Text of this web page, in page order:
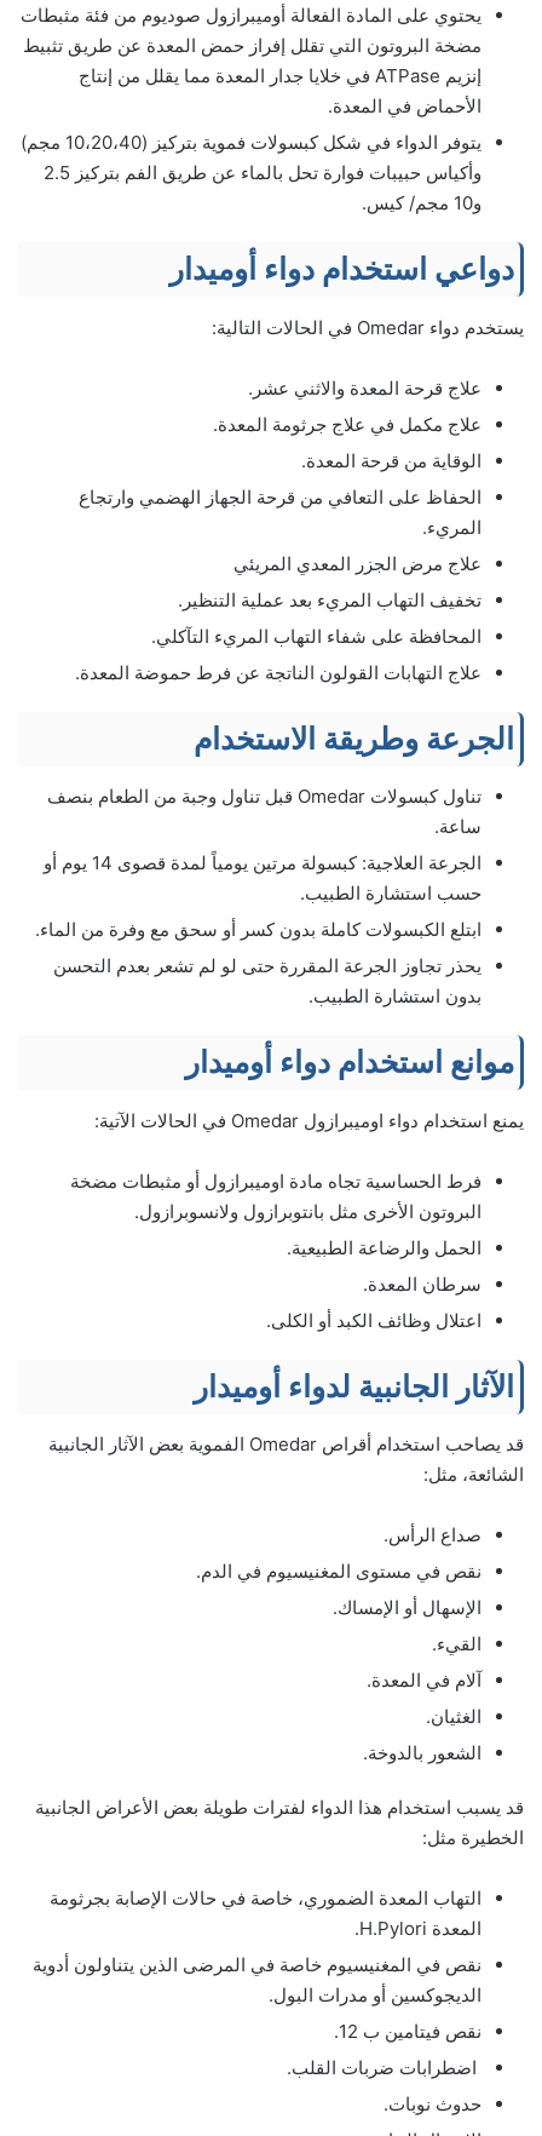
يحتوي على المادة الفعالة أوميبرازول صوديوم من فئة مثبطات
مضخة البروتون التي تقلل إفراز حمض المعدة عن طريق تثبيط
إنزيم ATPase في خلايا جدار المعدة مما يقلل من إنتاج
الأحماض في المعدة.
يتوفر الدواء في شكل كبسولات فموية بتركيز (10،20،40 مجم)
وأكياس حبيبات فوارة تحل بالماء عن طريق الفم بتركيز 2.5
و10 مجم/ كيس.
دواعي استخدام دواء أوميدار
يستخدم دواء Omedar في الحالات التالية:
علاج قرحة المعدة والاثني عشر.
علاج مكمل في علاج جرثومة المعدة.
الوقاية من قرحة المعدة.
الحفاظ على التعافي من قرحة الجهاز الهضمي وارتجاع
المريء.
علاج مرض الجزر المعدي المريئي
تخفيف التهاب المريء بعد عملية التنظير.
المحافظة على شفاء التهاب المريء التآكلي.
علاج التهابات القولون الناتجة عن فرط حموضة المعدة.
الجرعة وطريقة الاستخدام
تناول كبسولات Omedar قبل تناول وجبة من الطعام بنصف
ساعة.
الجرعة العلاجية: كبسولة مرتين يومياً لمدة قصوى 14 يوم أو
حسب استشارة الطبيب.
ابتلع الكبسولات كاملة بدون كسر أو سحق مع وفرة من الماء.
يحذر تجاوز الجرعة المقررة حتى لو لم تشعر بعدم التحسن
بدون استشارة الطبيب.
موانع استخدام دواء أوميدار
يمنع استخدام دواء اوميبرازول Omedar في الحالات الآتية:
فرط الحساسية تجاه مادة اوميبرازول أو مثبطات مضخة
البروتون الأخرى مثل بانتوبرازول ولانسوبرازول.
الحمل والرضاعة الطبيعية.
سرطان المعدة.
اعتلال وظائف الكبد أو الكلى.
الآثار الجانبية لدواء أوميدار
قد يصاحب استخدام أقراص Omedar الفموية بعض الآثار الجانبية
الشائعة، مثل:
صداع الرأس.
نقص في مستوى المغنيسيوم في الدم.
الإسهال أو الإمساك.
القيء.
آلام في المعدة.
الغثيان.
الشعور بالدوخة.
قد يسبب استخدام هذا الدواء لفترات طويلة بعض الأعراض الجانبية
الخطيرة مثل:
التهاب المعدة الضموري، خاصة في حالات الإصابة بجرثومة
المعدة H.Pylori.
نقص في المغنيسيوم خاصة في المرضى الذين يتناولون أدوية
الديجوكسين أو مدرات البول.
نقص فيتامين ب 12.
اضطرابات ضربات القلب.
حدوث نوبات.